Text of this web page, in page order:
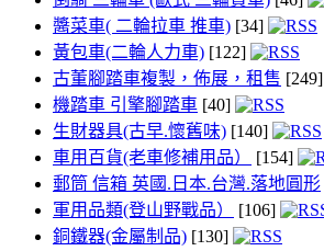
醬菜車( 二輪拉車 推車) [34]
黃包車(二輪人力車) [122]
古董腳踏車複製，佈展，租售 [249]
機踏車 引擎腳踏車 [40]
生財器具(古早.懷舊味) [140]
車用百貨(老車修補用品）
[154]
郵筒 信箱 英國.日本.台灣.落地圓形
軍用品類(登山野戰品）
[106]
銅鐵器(金屬制品) [130]